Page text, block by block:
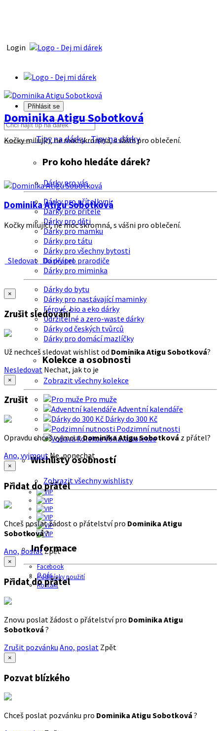
Login
Přihlásit se
Tipy na dárkyTipy na dárky
Pro koho hledáte dárek?
Dárky pro vás
Dárky pro přítelkyni
Dárky pro přítele
Dárky pro děti
Dárky pro mamku
Dárky pro tátu
Dárky pro všechny bytosti
Dárky pro prarodiče
Dárky pro miminka
Dárky do bytu
Dárky pro nastávající maminky
Férové, bio a eko dárky
Udržitelné a zero-waste dárky
Dárky od českých tvůrců
Dárky pro domácí mazlíčky
Kolekce a osobnosti
Zobrazit všechny kolekce
Pro muže
Adventní kalendáře
Dárky do 300 Kč
Podzimní nutnosti
Voňavá kolekce
Wishlisty osobností
Zobrazit všechny wishlisty
Informace
Facebook
O nás
Podmínky použití
Kontakt
Dominika Atigu Sobotková
Kočky milující, ne moc skromná, s vášni pro oblečení.
Dominika Atigu Sobotková
Kočky milující, ne moc skromná, s vášni pro oblečení.
Sledovat Do přátel
×
Zrušit sledování
Už nechceš sledovat wishlist od Dominika Atigu Sobotková?
Nesledovat Nechat, jak to je
×
Zrušit
Opravdu chceš vyjmoutDominika Atigu Sobotková z přátel?
Ano, vyjmout Ne, ponechat
×
Přidat do přátel
Chceš poslat žádost o přátelství pro Dominika Atigu
Sobotková?
Ano, poslatZpět
×
Přidat do přátel
Znovu poslat žádost o přátelství pro Dominika Atigu
Sobotková ?
Zrušit pozvánku Ano, poslat Zpět
×
Pozvat blízkého
Chceš poslat pozvánku pro Dominika Atigu Sobotková ?